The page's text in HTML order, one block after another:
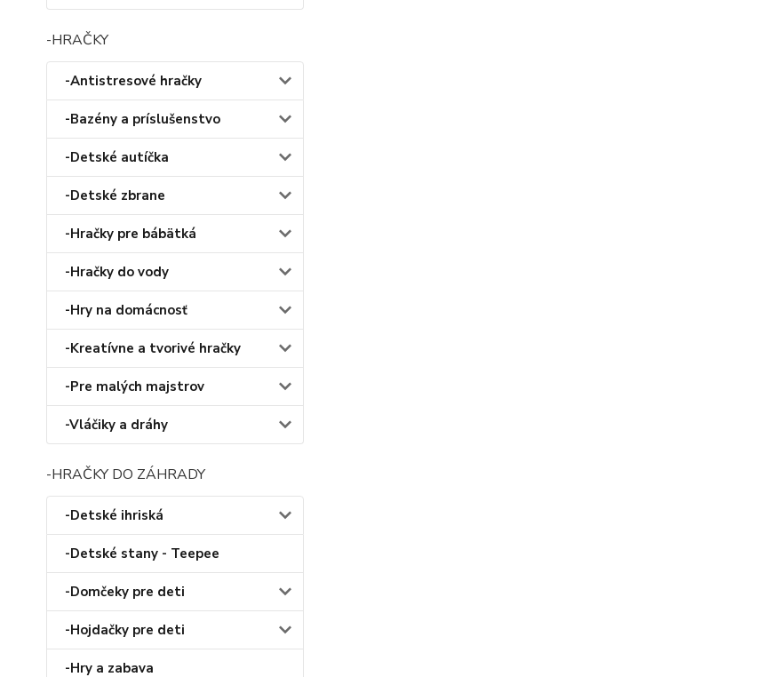
-HRAČKY
-Antistresové hračky
-Bazény a príslušenstvo
-Detské autíčka
-Detské zbrane
-Hračky pre bábätká
-Hračky do vody
-Hry na domácnosť
-Kreatívne a tvorivé hračky
-Pre malých majstrov
-Vláčiky a dráhy
-HRAČKY DO ZÁHRADY
-Detské ihriská
-Detské stany - Teepee
-Domčeky pre deti
-Hojdačky pre deti
-Hry a zabava